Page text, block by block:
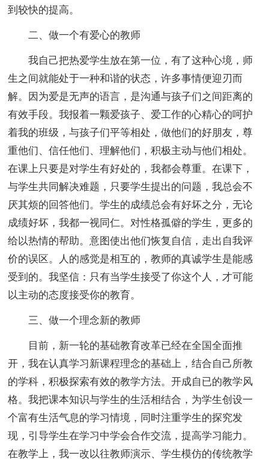
到较快的提高。
二、做一个有爱心的教师
我自己把热爱学生放在第一位，有了这种心境，师
生之间就能处于一种和谐的状态，许多事情便迎刃而
解。因为爱是无声的语言，是沟通与孩子们之间距离的
有效手段。我报着一颗爱孩子、爱工作的心精心的呵护
着我的班级，与孩子们平等相处，做他们的好朋友，尊
重他们、信任他们、理解他们，积极主动与他们相处。
在课上只要是对学生有好处的，我都会尊重。在课下，
与学生共同解决难题，只要学生提出的问题，我总会不
厌其烦的回答他们。学生的成绩总会有好坏之分，无论
成绩好坏，我都一视同仁。对性格孤僻的学生，更多的
给以热情的帮助。意图使出他们恢复自信，走出自我评
价的误区。人的感觉是相互的，教师的真诚学生是能感
受到的。我坚信：只有当学生接受了你这个人，才可能
以主动的态度接受你的教育。
三、做一个理念新的教师
目前，新一轮的基础教育改革已经在全国全面推
开，我在认真学习新课程理念的基础上，结合自己所教
的学科，积极探索有效的教学方法。开成自已的教学风
格。我把课本知识与学生的生活相结合，为学生创设一
个富有生活气息的学习情境，同时注重学生的探究发
现，引导学生在学习中学会合作交流，提高学习能力。
在教学上，我一改以往教师演示、学生模仿的传统教学